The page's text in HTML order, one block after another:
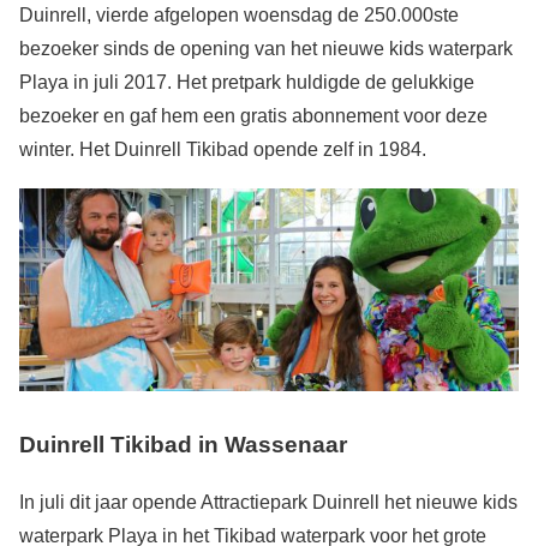
Duinrell, vierde afgelopen woensdag de 250.000ste
bezoeker sinds de opening van het nieuwe kids waterpark
Playa in juli 2017. Het pretpark huldigde de gelukkige
bezoeker en gaf hem een gratis abonnement voor deze
winter. Het Duinrell Tikibad opende zelf in 1984.
Duinrell Tikibad in Wassenaar
In juli dit jaar opende Attractiepark Duinrell het nieuwe kids
waterpark Playa in het Tikibad waterpark voor het grote